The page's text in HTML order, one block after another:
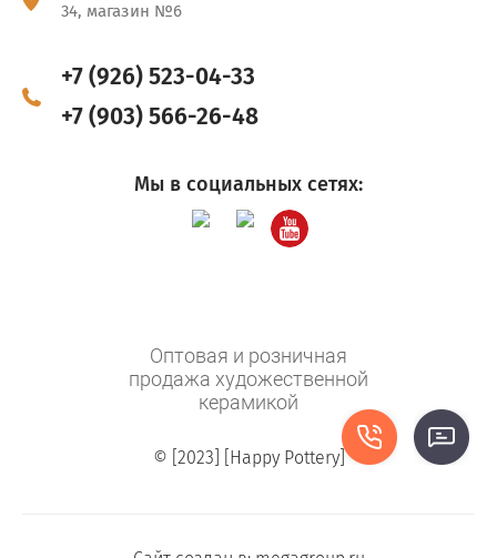
Оптовая и розничная
продажа художественной
керамикой
© [2023] [Happy Pottery]
34, магазин №6
+7 (926) 523-04-33
+7 (903) 566-26-48
Мы в социальных сетях: